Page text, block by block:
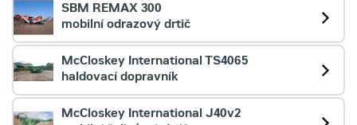
SBM REMAX 300
mobilní odrazový drtič
McCloskey International TS4065
haldovací dopravník
McCloskey International J40v2